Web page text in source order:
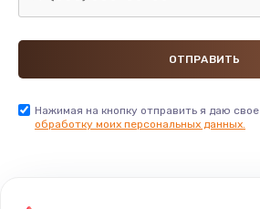
Нажимая на кнопку отправить я даю свое
обработку моих персональных данных.